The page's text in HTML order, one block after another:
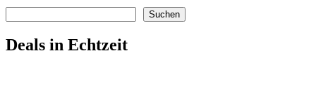
Suchen
Deals in Echtzeit